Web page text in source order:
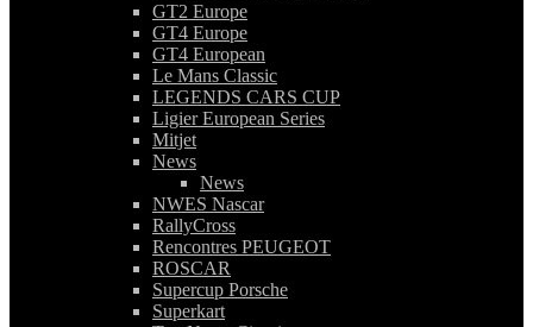
GT2 Europe
GT4 Europe
GT4 European
Le Mans Classic
LEGENDS CARS CUP
Ligier European Series
Mitjet
News
News
NWES Nascar
RallyCross
Rencontres PEUGEOT
ROSCAR
Supercup Porsche
Superkart